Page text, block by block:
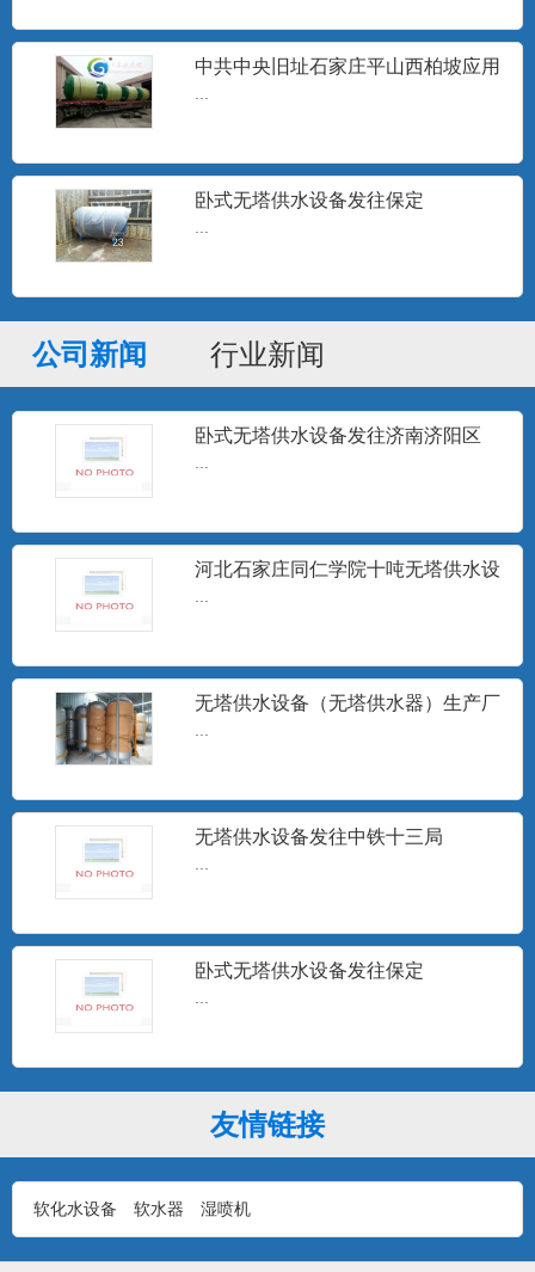
...
分集水器
分集水器、定压罐、膨胀水箱、补水水
高频电子水处理器
高频电子水处理仪是一种采用物理方法进
踪用户用水变化，随时指令...
...
15T无塔供水
...
...
1T无塔供水设备
中共中央旧址石家庄平山西柏坡应用
...
卧式无塔供水设备发往保定
...
公司新闻 行业新闻
卧式无塔供水设备发往济南济阳区
...
河北石家庄同仁学院十吨无塔供水设
...
无塔供水设备（无塔供水器）生产厂
...
无塔供水设备发往中铁十三局
...
卧式无塔供水设备发往保定
...
友情链接
软化水设备 软水器 湿喷机